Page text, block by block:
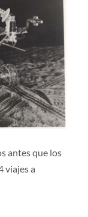
antes que los
viajes a